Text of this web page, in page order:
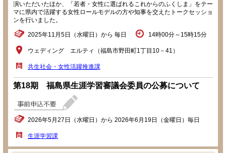
演いただいたほか、「若者・女性に選ばれるこれからのふくしま」をテー
マに県内で活躍する女性ロールモデルの方や知事を交えたトークセッショ
ンを行いました。
2025年11月5日（水曜日）から 毎日 14時00分～15時15分
ウェディング エルティ（福島市野田町1丁目10－41）
共生社会・女性活躍推進課
第18期 福島県生涯学習審議会委員の公募について
2026年5月27日（水曜日）から 2026年6月19日（金曜日）毎日
生涯学習課